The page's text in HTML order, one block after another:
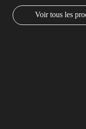
Voir tous les